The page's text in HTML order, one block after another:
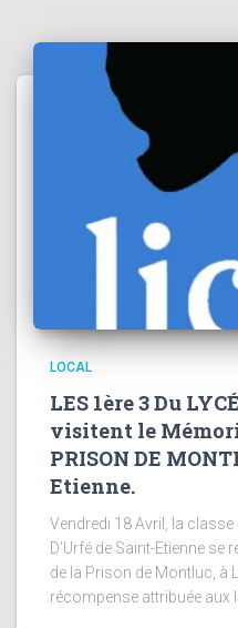
LOCAL
LES 1ère 3 Du
visitent le
PRISON DE
Etienne.
Vendredi 18 Avril, la
D’Urfé de Saint-Etienne
de la Prison de Montluc, à
récompense attribuée aux